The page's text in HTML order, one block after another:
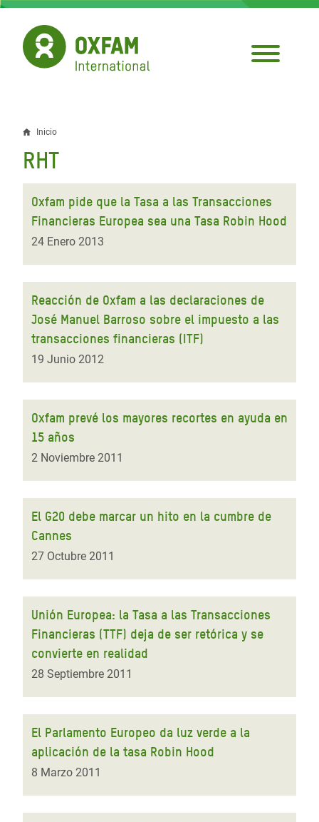
Pasar
contenido
principal
Sobrescribir
enlaces
de
ayuda
la
navegación
Inicio
RHT
Oxfam pide que la Tasa a las Transacciones
Financieras Europea sea una Tasa Robin Hood
24 Enero 2013
Reacción de Oxfam a las declaraciones de
José Manuel Barroso sobre el impuesto a las
transacciones financieras (ITF)
19 Junio 2012
Oxfam prevé los mayores recortes en ayuda en
15 años
2 Noviembre 2011
El G20 debe marcar un hito en la cumbre de
Cannes
27 Octubre 2011
Unión Europea: la Tasa a las Transacciones
Financieras (TTF) deja de ser retórica y se
convierte en realidad
28 Septiembre 2011
El Parlamento Europeo da luz verde a la
aplicación de la tasa Robin Hood
8 Marzo 2011